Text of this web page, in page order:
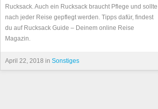
Rucksack. Auch ein Rucksack braucht Pflege und sollte
nach jeder Reise gepflegt werden. Tipps dafür, findest
du auf Rucksack Guide – Deinem online Reise
Magazin.
April 22, 2018 in Sonstiges